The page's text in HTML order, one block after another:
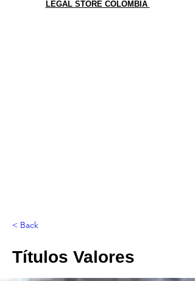
LEGAL STORE COLOMBIA
< Back
Títulos Valores